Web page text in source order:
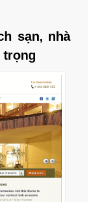
sạn, nhà
trọng